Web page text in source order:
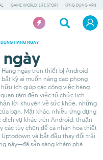
GAME WORLD: LIFE STORY ỨNG DỤNG VPN
HÀNG NGÀY
ngày trên thiết bị Android
kỳ ai muốn nâng cao phong
ích giúp các công việc hàng
tâm đến việc tổ chức lịch
lời khuyên về sức khỏe, những
bạn. Mặt khác, nhiều ứng dụng
vụ khác trên Android, thuận
các tùy chọn để cá nhân hóa thiết
và bắt đầu thay đổi trải
này—đã sẵn sàng khám phá